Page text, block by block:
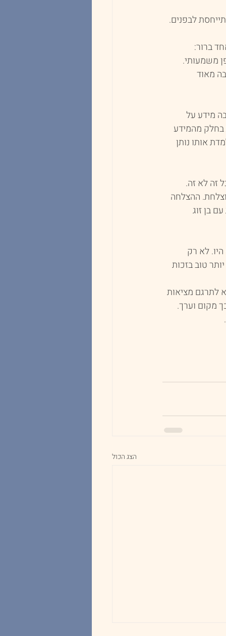
לבפנים.
ברור:
משמעותי.
מאוד
מידע על
בחלק מהמידע
אותו נותן
זה לא זה.
ההצלחה
בן זוג
לא רק
טוב בזכות
לתרגם מציאות
מקום וערך.
הצג הכול